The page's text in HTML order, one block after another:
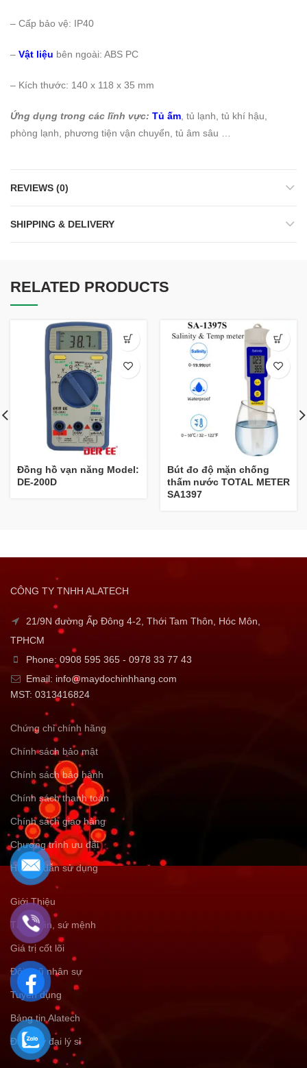
– Cấp bảo vệ: IP40
– Vật liệu bên ngoài: ABS PC
– Kích thước: 140 x 118 x 35 mm
Ứng dụng trong các lĩnh vực: Tủ ấm , tủ lạnh, tủ khí hậu,
phòng lạnh, phương tiện vận chuyển, tủ âm sâu …
REVIEWS (0)
SHIPPING & DELIVERY
RELATED PRODUCTS
Đồng hồ vạn năng Model:
DE-200D
Bút đo độ mặn chống
thấm nước TOTAL METER
SA1397
CÔNG TY TNHH ALATECH
21/9N đường Ấp Đông 4-2, Thới Tam Thôn, Hóc Môn,
TPHCM
Phone: 0908 595 365 - 0978 33 77 43
Email: info@maydochinhhang.com
MST: 0313416824
Chứng chỉ chính hãng
Chính sách bảo mật
Chính sách bảo hành
Chính sách thanh toán
Chính sách giao hàng
Chương trình ưu đãi
Hướng dẫn sử dụng
Giới Thiệu
Tầm nhìn, sứ mệnh
Giá trị cốt lõi
Đội ngũ nhân sự
Tuyển dụng
Bảng tin Alatech
Đăng ký đại lý sỉ